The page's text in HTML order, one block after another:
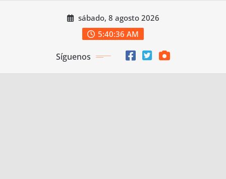
sábado, 8 agosto 2026
5:40:37 AM
Síguenos